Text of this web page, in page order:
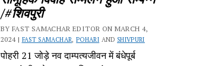
/#शिवपुरी
BY FAST SAMACHAR EDITOR ON MARCH 4,
2024 | FAST SAMACHAR, POHARI AND SHIVPURI
पोहरी 21 जोड़े नव दाम्पत्यजीवन में बंधेपूर्ब